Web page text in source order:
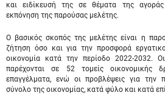
και ειδίκευσή της σε θέματα της
εκπόνηση της παρούσας μελέτης.
Ο βασικός σκοπός της μελέτης είναι η
ζήτηση όσο και για την προσφορά
οικονομία κατά την περίοδο 2022-2032.
παρέχονται σε 52 τομείς οικονομικής
επαγγέλματα, ενώ οι προβλέψεις για την
σύνολο της οικονομίας, κατά φύλο και κατά